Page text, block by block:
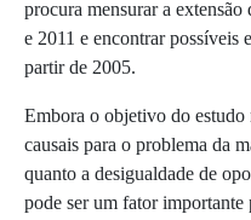
procura mensurar a
e 2011 e encontrar possíveis
partir de 2005.
Embora o objetivo do estudo
causais para o problema da
quanto a desigualdade de
pode ser um fator importante